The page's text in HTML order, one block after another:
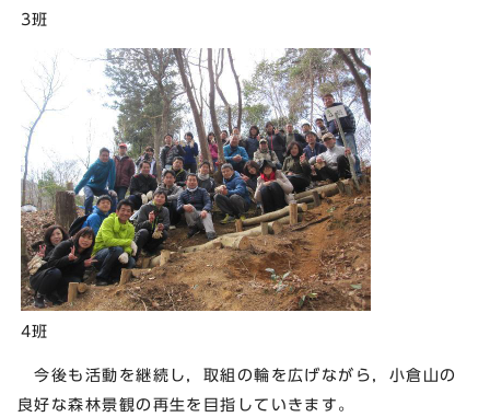
3班
4班
今後も活動を継続し，取組の輪を広げながら，小倉山の
良好な森林景観の再生を目指していきます。